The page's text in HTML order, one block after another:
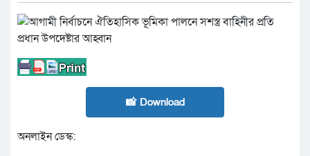
📸 Download
অনলাইন ডেস্ক: